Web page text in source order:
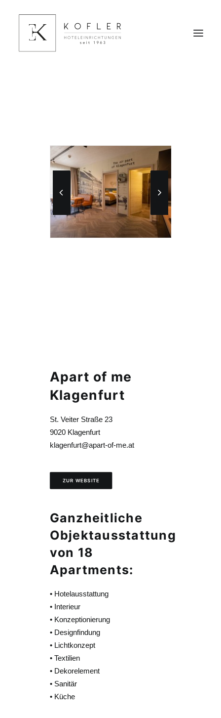
Apart of me
Klagenfurt
St. Veiter Straße 23
9020 Klagenfurt
klagenfurt@apart-of-me.at
ZUR WEBSITE
Ganzheitliche
Objektausstattung
von 18
Apartments:
• Hotelausstattung
• Interieur
• Konzeptionierung
• Designfindung
• Lichtkonzept
• Textilien
• Dekorelement
• Sanitär
• Küche